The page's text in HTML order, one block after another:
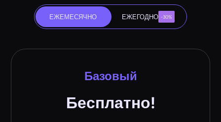
ЕЖЕМЕСЯЧНО ЕЖЕГОДНО -30%
Базовый
Бесплатно!